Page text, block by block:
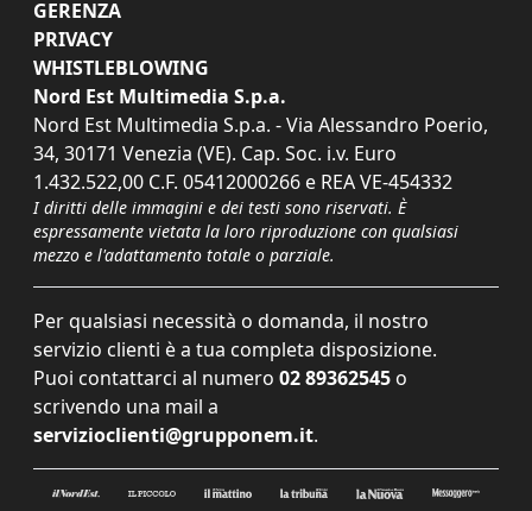
GERENZA
PRIVACY
WHISTLEBLOWING
Nord Est Multimedia S.p.a.
Nord Est Multimedia S.p.a. - Via Alessandro Poerio,
34, 30171 Venezia (VE). Cap. Soc. i.v. Euro
1.432.522,00 C.F. 05412000266 e REA VE-454332
I diritti delle immagini e dei testi sono riservati. È
espressamente vietata la loro riproduzione con qualsiasi
mezzo e l'adattamento totale o parziale.
Per qualsiasi necessità o domanda, il nostro
servizio clienti è a tua completa disposizione.
Puoi contattarci al numero 02 89362545 o
scrivendo una mail a
servizioclienti@grupponem.it.